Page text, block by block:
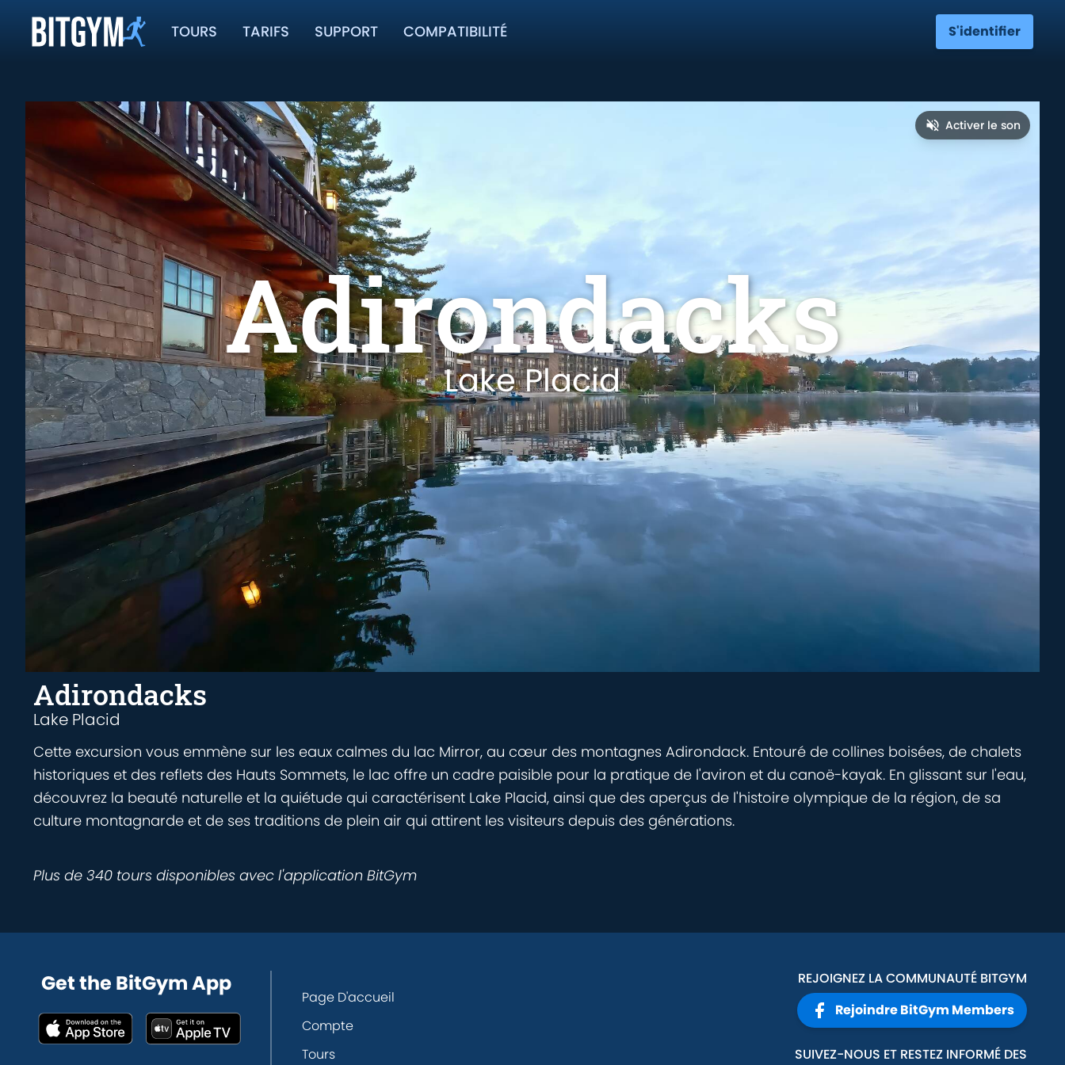
TOURS TARIFS SUPPORT COMPATIBILITÉ S'identifier
Activer le son
Adirondacks
Lake Placid
Adirondacks
Lake Placid
Cette excursion vous emmène sur les eaux calmes du lac Mirror, au cœur des montagnes Adirondack. Entouré de collines boisées, de chalets
historiques et des reflets des Hauts Sommets, le lac offre un cadre paisible pour la pratique de l'aviron et du canoë-kayak. En glissant sur l'eau,
découvrez la beauté naturelle et la quiétude qui caractérisent Lake Placid, ainsi que des aperçus de l'histoire olympique de la région, de sa
culture montagnarde et de ses traditions de plein air qui attirent les visiteurs depuis des générations.
Plus de 340 tours disponibles avec l'application BitGym
Get the BitGym App
Page D'accueil
Compte
Tours
REJOIGNEZ LA COMMUNAUTÉ BITGYM
Rejoindre BitGym Members
SUIVEZ-NOUS ET RESTEZ INFORMÉ DES